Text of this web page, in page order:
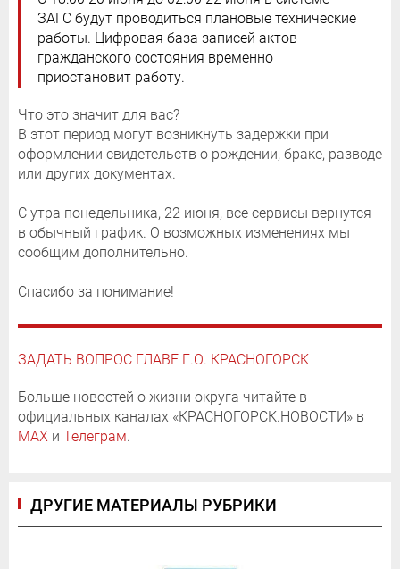
ЗАГС будут проводиться плановые технические
работы. Цифровая база записей актов
гражданского состояния временно
приостановит работу.
Что это значит для вас?
В этот период могут возникнуть задержки при
оформлении свидетельств о рождении, браке, разводе
или других документах.
С утра понедельника, 22 июня, все сервисы вернутся
в обычный график. О возможных изменениях мы
сообщим дополнительно.
Спасибо за понимание!
ЗАДАТЬ ВОПРОС ГЛАВЕ Г.О. КРАСНОГОРСК
Больше новостей о жизни округа читайте в
официальных каналах «КРАСНОГОРСК.НОВОСТИ» в
MAX и Телеграм.
ДРУГИЕ МАТЕРИАЛЫ РУБРИКИ